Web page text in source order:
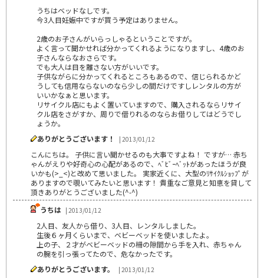
うちはベッドなしです。
今3人目妊娠中ですが買う予定はありません。
2歳のお子さんがいらっしゃるということですが。
よく言って聞かせれば分かってくれるようになりますし、4歳のお
子さんならなおさらです。
でも大人は目を離さない方がいいです。
子供ながらに分かってくれるところもあるので、信じられるかど
うしても信用ならないのなら少しの間だけですしレンタルの方が
いいかなぁと思います。
リサイクル店にもよく置いていますので、購入されるならリサイ
クル店をさがすか、周りで借りれるのならお借りしてはどうでし
ょうか。
ありがとうございます！
| 2013/01/12
こんにちは。 子供に言い聞かせるのも大事ですよね！ ですが… 赤ち
ゃんがえりや好奇心の心配があるので、ﾍﾞﾋﾞｰﾍﾞｯﾄがあったほうが良
いかも(>_<)と改めて思いました。 実家近くに、大型のﾘｻｲｸﾙｼｮｯﾌﾟが
ありますので覗いてみたいと思います！ 貴重なご意見と知恵を貸して
頂きありがとうございました(^-^)
うちは | 2013/01/12
2人目、友人から借り、3人目、レンタルしました。
生後６ヶ月くらいまで、ベビーベッドを使いましたよ。
上の子、２才がベビーベッドの柵の隙間から手を入れ、赤ちゃん
の腕を引っ張ってたので、危なかったです。
ありがとうございます。
| 2013/01/12